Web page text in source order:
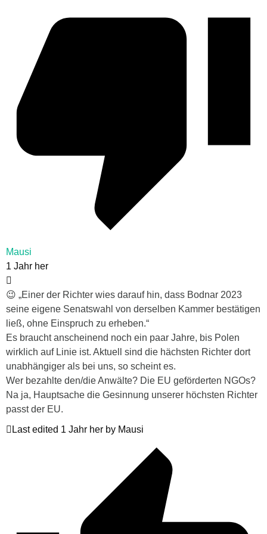
Mausi
1 Jahr her
😉 „Einer der Richter wies darauf hin, dass Bodnar 2023
seine eigene Senatswahl von derselben Kammer bestätigen
ließ, ohne Einspruch zu erheben.“
Es braucht anscheinend noch ein paar Jahre, bis Polen
wirklich auf Linie ist. Aktuell sind die hächsten Richter dort
unabhängiger als bei uns, so scheint es.
Wer bezahlte den/die Anwälte? Die EU geförderten NGOs?
Na ja, Hauptsache die Gesinnung unserer höchsten Richter
passt der EU.
Last edited 1 Jahr her by Mausi